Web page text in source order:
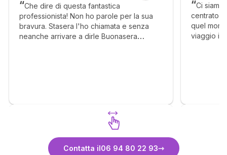
Che dire di questa fantastica
professionista! Non ho parole per la sua
bravura. Stasera l'ho chiamata e senza
neanche arrivare a dirle Buonasera
ciò che non le viene chiesto. Affidatevi a
lei perché con le sue canalizzazioni
davvero non le sfugge nulla. Grazie
Carmela per essermi vicino in questo
Ci
centrato
quel
viaggio
Contatta il06 94 80 22 93